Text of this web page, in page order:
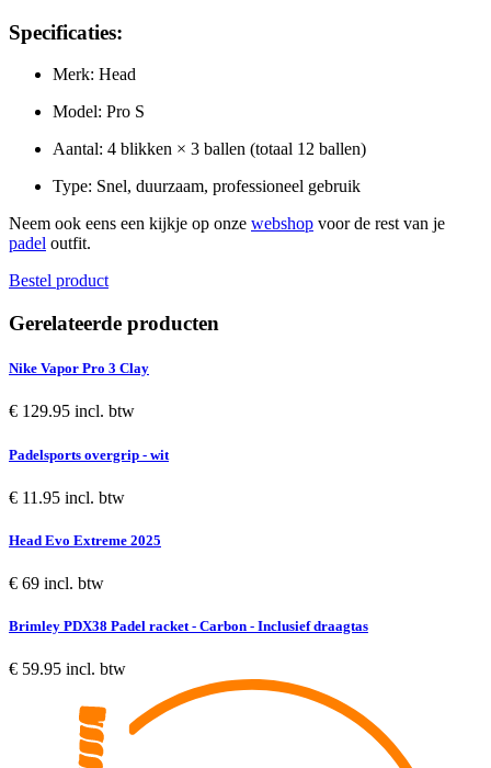
Specificaties:
Merk: Head
Model: Pro S
Aantal: 4 blikken × 3 ballen (totaal 12 ballen)
Type: Snel, duurzaam, professioneel gebruik
Neem ook eens een kijkje op onze webshop voor de rest van je
padel outfit.
Bestel product
Gerelateerde producten
Nike Vapor Pro 3 Clay
€ 129.95 incl. btw
Padelsports overgrip - wit
€ 11.95 incl. btw
Head Evo Extreme 2025
€ 69 incl. btw
Brimley PDX38 Padel racket - Carbon - Inclusief draagtas
€ 59.95 incl. btw